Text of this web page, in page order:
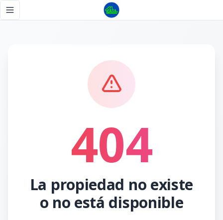
Toggle navigation menu
404
La propiedad no existe
o no está disponible
Página no encontrada - Tu Casa RD